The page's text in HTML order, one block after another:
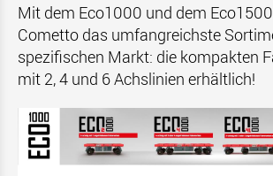
Mit dem Eco1000 und dem
Cometto das umfangreichste
spezifischen Markt: die kompakten
mit 2, 4 und 6 Achslinien erhältlich!